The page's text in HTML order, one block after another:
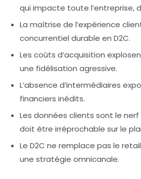
qui impacte toute l’entreprise,
La maîtrise de l’expérience
concurrentiel durable en D2C.
Les coûts d’acquisition
une fidélisation agressive.
L’absence d’intermédiaires
financiers inédits.
Les données clients sont le
doit être irréprochable sur le
Le D2C ne remplace pas le
une stratégie omnicanale.